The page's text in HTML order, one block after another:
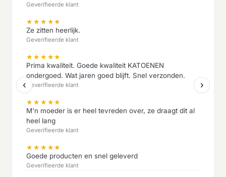
Geverifieerde klant
★★★★★
Ze zitten heerlijk.
Geverifieerde klant
★★★★★
Prima kwaliteit. Goede kwaliteit KATOENEN
ondergoed. Wat jaren goed blijft. Snel verzonden.
Geverifieerde klant
★★★★★
M'n moeder is er heel tevreden over, ze draagt dit al
heel lang
Geverifieerde klant
★★★★★
Goede producten en snel geleverd
Geverifieerde klant
‹ ›